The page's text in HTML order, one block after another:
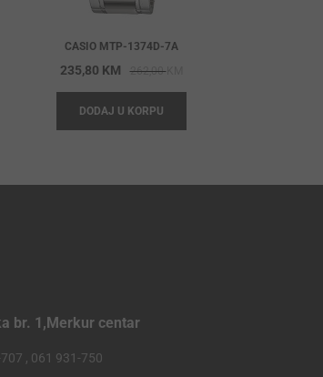
CASIO MTP-1374D-7A
262,00KM
price
262,00 KM.
235,80 KM
price
235,80 KM.
DODAJ U KORPU
br. 1,Merkur centar
, 061 931-750